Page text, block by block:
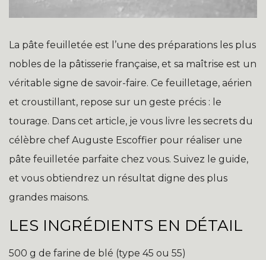
La pâte feuilletée est l’une des préparations les plus
nobles de la pâtisserie française, et sa maîtrise est un
véritable signe de savoir-faire. Ce feuilletage, aérien
et croustillant, repose sur un geste précis : le
tourage. Dans cet article, je vous livre les secrets du
célèbre chef Auguste Escoffier pour réaliser une
pâte feuilletée parfaite chez vous. Suivez le guide,
et vous obtiendrez un résultat digne des plus
grandes maisons.
LES INGRÉDIENTS EN DÉTAIL
500 g de farine de blé (type 45 ou 55)